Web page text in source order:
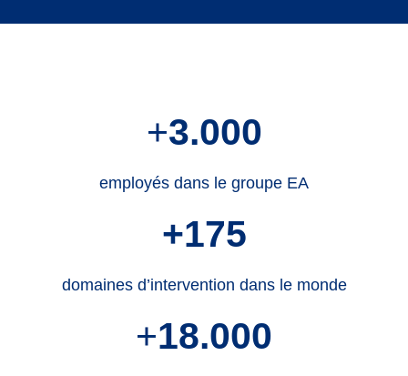
+3.000
employés dans le groupe EA
+175
domaines d’intervention dans le monde
+18.000